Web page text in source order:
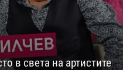
в света на артистите